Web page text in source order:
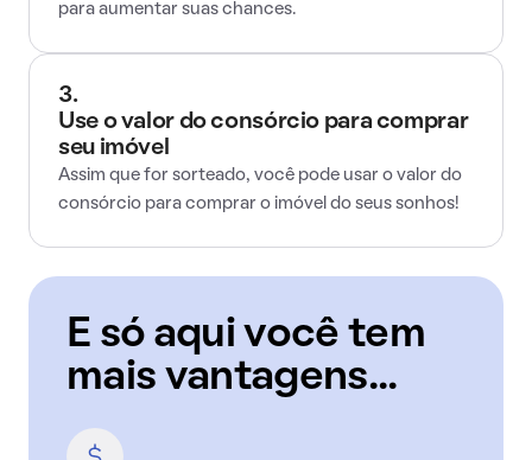
para aumentar suas chances.
3.
Use o valor do consórcio para comprar
seu imóvel
Assim que for sorteado, você pode usar o valor do
consórcio para comprar o imóvel do seus sonhos!
E só aqui você tem
mais vantagens...